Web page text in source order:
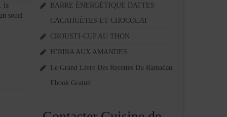
la
souci
BARRE ÉNERGÉTIQUE DATTES
CACAHUÈTES ET CHOCOLAT
CROUSTI-CUP AU THON
H’RIRA AUX AMANDES
Le Grand Livre Des Recettes Du Ramadan
Ebook Gratuit